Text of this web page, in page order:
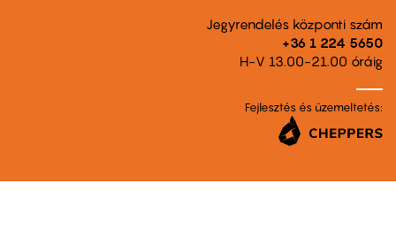
Jegyrendelés központi szám
+36 1 224 5650
H-V 13.00-21.00 óráig
Fejlesztés és üzemeltetés: